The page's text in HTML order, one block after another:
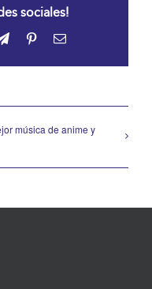
sociales!
TelegramPinterestCorreo
música de anime y